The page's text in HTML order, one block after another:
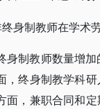
身制教师在学术
身制教师数量增
，终身制教学科
面，兼职合同和